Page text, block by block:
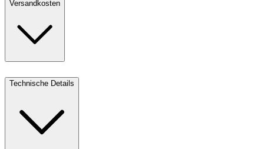
Versandkosten
Technische Details